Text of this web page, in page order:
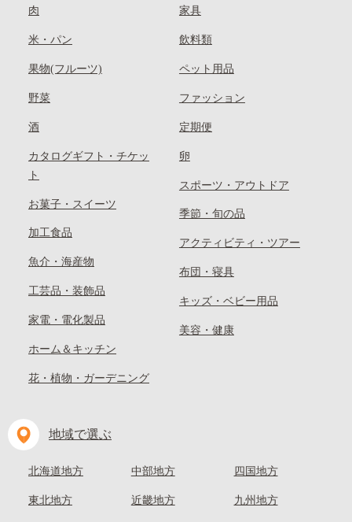
肉
米・パン
果物(フルーツ)
野菜
酒
カタログギフト・チケッ
ト
お菓子・スイーツ
加工食品
魚介・海産物
工芸品・装飾品
家電・電化製品
ホーム＆キッチン
花・植物・ガーデニング
家具
飲料類
ペット用品
ファッション
定期便
卵
スポーツ・アウトドア
季節・旬の品
アクティビティ・ツアー
布団・寝具
キッズ・ベビー用品
美容・健康
地域で選ぶ
北海道地方
東北地方
中部地方
近畿地方
四国地方
九州地方